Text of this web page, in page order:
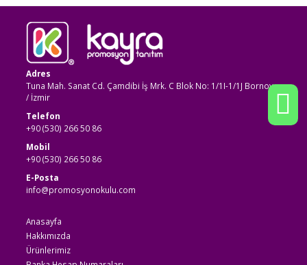
Adres
Tuna Mah. Sanat Cd. Çamdibi İş Mrk. C Blok No: 1/1I-1/1J Bornova
/ İzmir
Telefon
+90 (530) 266 50 86
Mobil
+90 (530) 266 50 86
E-Posta
info@promosyonokulu.com
Anasayfa
Hakkımızda
Ürünlerimiz